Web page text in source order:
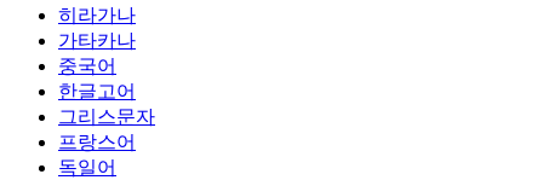
히라가나
가타카나
중국어
한글고어
그리스문자
프랑스어
독일어